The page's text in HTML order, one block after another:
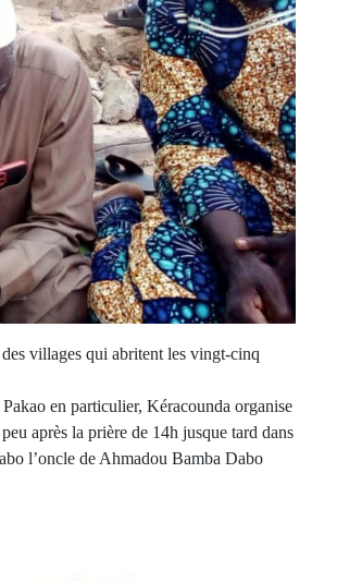
villages qui abritent les vingt-cinq
en particulier, Kéracounda organise
après la prière de 14h jusque tard dans
l’oncle de Ahmadou Bamba Dabo